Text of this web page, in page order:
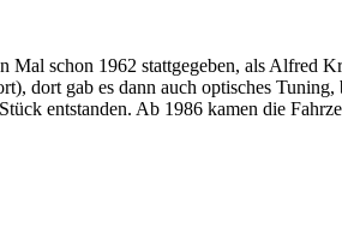
schon 1962 stattgegeben, als Alfred
dort gab es dann auch optisches
entstanden. Ab 1986 kamen die